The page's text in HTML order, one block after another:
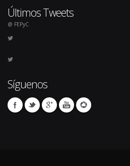
Últimos Tweets
@ FEPyC
Síguenos